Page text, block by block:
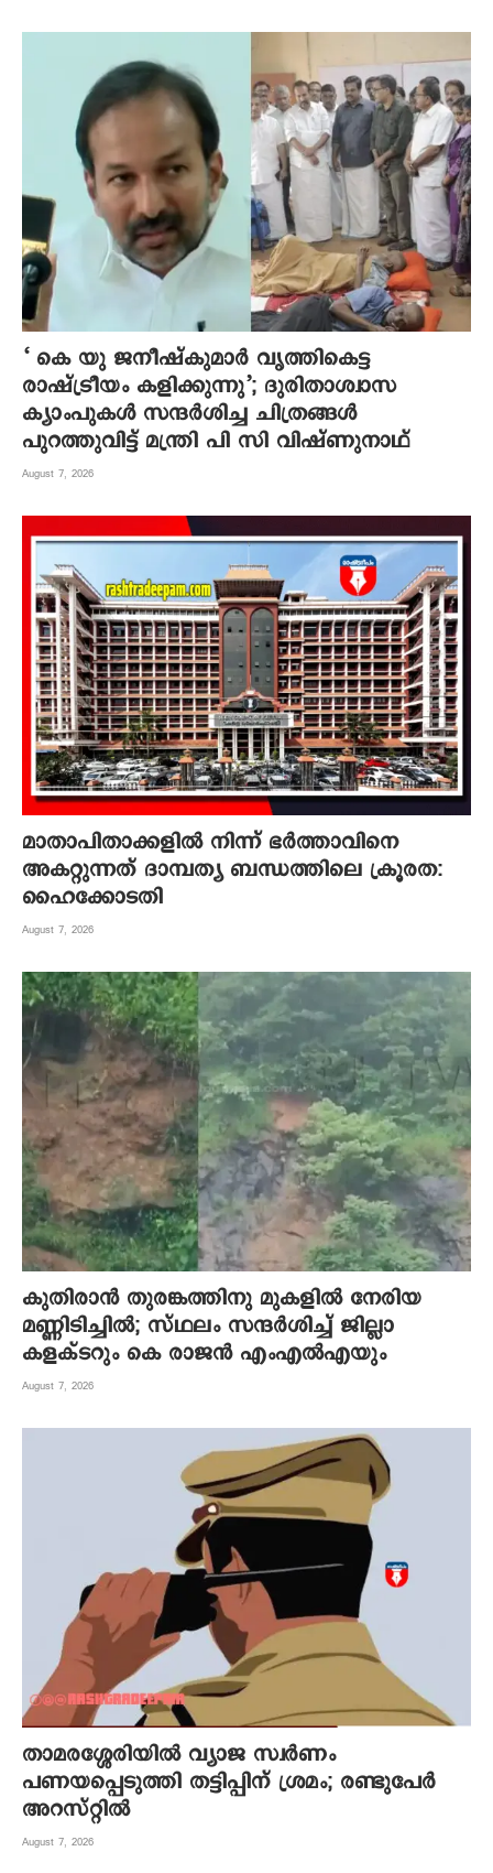
‘ കെ യു ജനീഷ്‌കുമാര്‍ വൃത്തികെട്ട
രാഷ്ട്രീയം കളിക്കുന്നു’; ദുരിതാശ്വാസ
ക്യാംപുകള്‍ സന്ദര്‍ശിച്ച ചിത്രങ്ങള്‍
പുറത്തുവിട്ട് മന്ത്രി പി സി വിഷ്ണുനാഥ്
August 7, 2026
മാതാപിതാക്കളില്‍ നിന്ന് ഭര്‍ത്താവിനെ
അകറ്റുന്നത് ദാമ്പത്യ ബന്ധത്തിലെ ക്രൂരത:
ഹൈക്കോടതി
August 7, 2026
കുതിരാന്‍ തുരങ്കത്തിനു മുകളില്‍ നേരിയ
മണ്ണിടിച്ചില്‍; സ്ഥലം സന്ദര്‍ശിച്ച് ജില്ലാ
കളക്ടറും കെ രാജന്‍ എംഎല്‍എയും
August 7, 2026
താമരശ്ശേരിയിൽ വ്യാജ സ്വർണം
പണയപ്പെടുത്തി തട്ടിപ്പിന് ശ്രമം; രണ്ടുപേർ
അറസ്റ്റിൽ
August 7, 2026